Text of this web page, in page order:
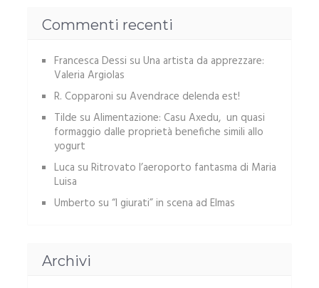
Commenti recenti
Francesca Dessi su Una artista da apprezzare:
Valeria Argiolas
R. Copparoni su Avendrace delenda est!
Tilde su Alimentazione: Casu Axedu, un quasi
formaggio dalle proprietà benefiche simili allo
yogurt
Luca su Ritrovato l’aeroporto fantasma di Maria
Luisa
Umberto su “I giurati” in scena ad Elmas
Archivi